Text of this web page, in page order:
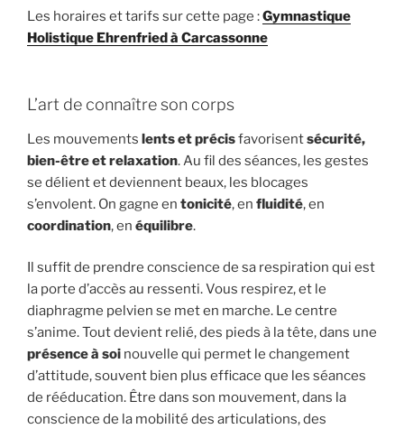
Les horaires et tarifs sur cette page :Gymnastique
Holistique Ehrenfried à Carcassonne
L’art de connaître son corps
Les mouvements lents et précisfavorisentsécurité,
bien-être et relaxation. Au fil des séances, les gestes
se délient et deviennent beaux, les blocages
s’envolent. On gagne en tonicité, en fluidité, en
coordination, en équilibre.
Il suffit de prendre conscience de sa respiration qui est
la porte d’accès au ressenti. Vous respirez, et le
diaphragme pelvien se met en marche. Le centre
s’anime. Tout devient relié, des pieds à la tête, dans une
présence à soi nouvelle qui permet le changement
d’attitude, souvent bien plus efficace que les séances
de rééducation. Être dans son mouvement, dans la
conscience de la mobilité des articulations, des